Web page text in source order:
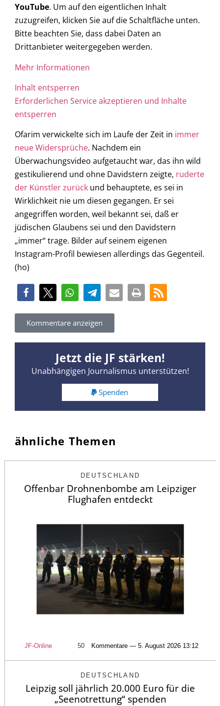
YouTube. Um auf den eigentlichen Inhalt
zuzugreifen, klicken Sie auf die Schaltfläche unten.
Bitte beachten Sie, dass dabei Daten an
Drittanbieter weitergegeben werden.
Mehr Informationen
Inhalt entsperren
Erforderlichen Service akzeptieren und Inhalte
entsperren
Ofarim verwickelte sich im Laufe der Zeit in immer
neue Widersprüche. Nachdem ein
Überwachungsvideo aufgetaucht war, das ihn wild
gestikulierend und ohne Davidstern zeigte, ruderte
der Künstler zurück und behauptete, es sei in
Wirklichkeit nie um diesen gegangen. Er sei
angegriffen worden, weil bekannt sei, daß er
jüdischen Glaubens sei und den Davidstern
„immer“ trage. Bilder auf seinem eigenen
Instagram-Profil bewiesen allerdings das Gegenteil.
(ho)
Kommentare anzeigen
Jetzt die JF stärken!
Unabhängigen Journalismus unterstützen!
Spenden
ähnliche Themen
DEUTSCHLAND
Offenbar Drohnenbombe am Leipziger
Flughafen entdeckt
JF-Online 50 Kommentare — 5. August 2026 13:12
DEUTSCHLAND
Leipzig soll jährlich 20.000 Euro für die
„Seenotrettung“ spenden